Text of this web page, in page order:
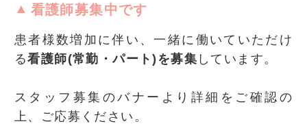
看護師募集中です
患者様数増加に伴い、一緒に働いていただけ
る看護師(常勤・パート)を募集 しています。
スタッフ募集のバナーより詳細をご確認の
上、ご応募ください。